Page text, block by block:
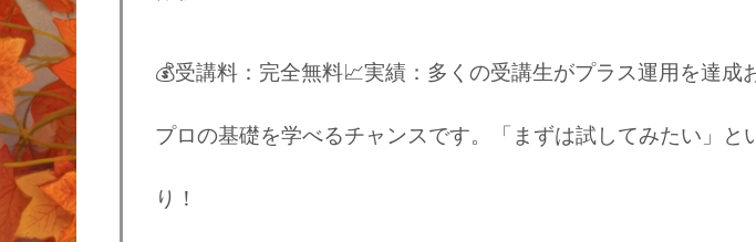
💰受講料：完全無料📈実績：多くの受講生がプラス運用を達成
プロの基礎を学べるチャンスです。「まずは試してみたい」と
り！